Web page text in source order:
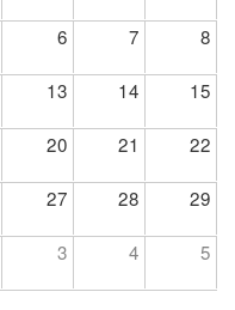
6 7 8
13 14 15
20 21 22
27 28 29
3 4 5